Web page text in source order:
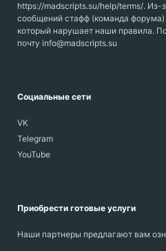
https://madscripts.su/help/terms/. Из-
сообщений стафф (команда
который нарушает наши правила.
почту info@madscripts.su
Социальные сети
VK
Telegram
YouTube
Приобрести готовые услуги
Наши партнеры предлагают вам